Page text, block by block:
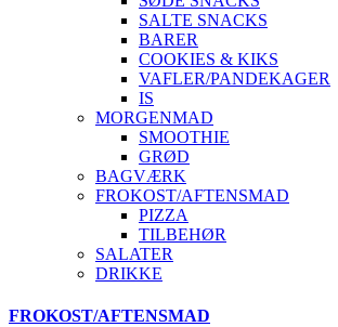
SALTE SNACKS
BARER
COOKIES & KIKS
VAFLER/PANDEKAGER
IS
MORGENMAD
SMOOTHIE
GRØD
BAGVÆRK
FROKOST/AFTENSMAD
PIZZA
TILBEHØR
SALATER
DRIKKE
Skip
FROKOST/AFTENSMAD